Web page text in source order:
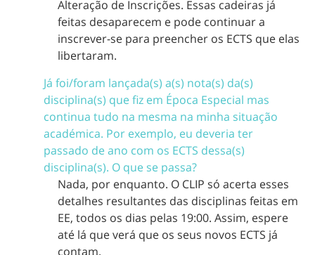
Alteração de Inscrições. Essas cadeiras já
feitas desaparecem e pode continuar a
inscrever-se para preencher os ECTS que elas
libertaram.
Já foi/foram lançada(s) a(s) nota(s) da(s)
disciplina(s) que fiz em Época Especial mas
continua tudo na mesma na minha situação
académica. Por exemplo, eu deveria ter
passado de ano com os ECTS dessa(s)
disciplina(s). O que se passa?
Nada, por enquanto. O CLIP só acerta esses
detalhes resultantes das disciplinas feitas em
EE, todos os dias pelas 19:00. Assim, espere
até lá que verá que os seus novos ECTS já
contam.